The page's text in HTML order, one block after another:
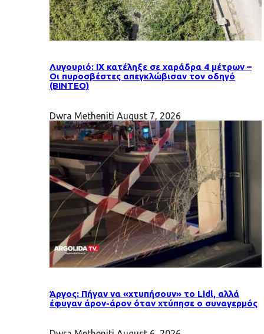
Λυγουριό: ΙΧ κατέληξε σε χαράδρα 4 μέτρων –
Οι πυροσβέστες απεγκλώβισαν τον οδηγό
(ΒΙΝΤΕΟ)
Dwra Metheniti August 7, 2026
Άργος: Πήγαν να «χτυπήσουν» το Lidl, αλλά
έφυγαν άρον-άρον όταν χτύπησε ο συναγερμός